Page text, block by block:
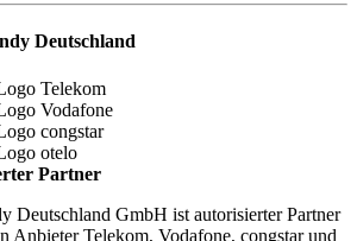
Deutschland
Partner
Deutschland GmbH ist autorisierter Partner
Anbieter Telekom, Vodafone, congstar und